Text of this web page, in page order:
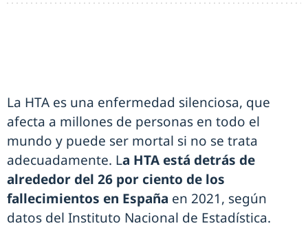
La HTA es una enfermedad silenciosa, que
afecta a millones de personas en todo el
mundo y puede ser mortal si no se trata
adecuadamente. La HTA está detrás de
alrededor del 26 por ciento de los
fallecimientos en España en 2021, según
datos del Instituto Nacional de Estadística.